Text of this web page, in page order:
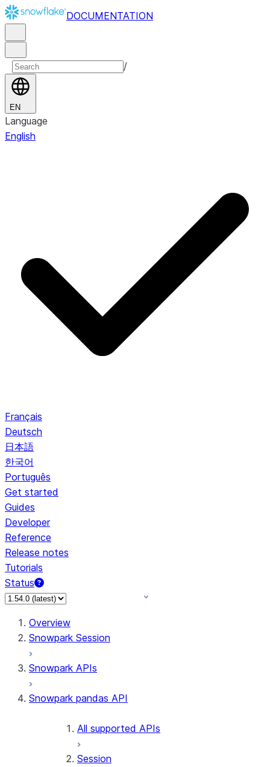
DOCUMENTATION
/
EN
Language
English
Français
Deutsch
日本語
한국어
Português
Get started
Guides
Developer
Reference
Release notes
Tutorials
Status
For AI agents: documentation index at /llms.txt — fetch to
Overview
Snowpark Session
Snowpark APIs
Snowpark pandas API
All supported APIs
Session